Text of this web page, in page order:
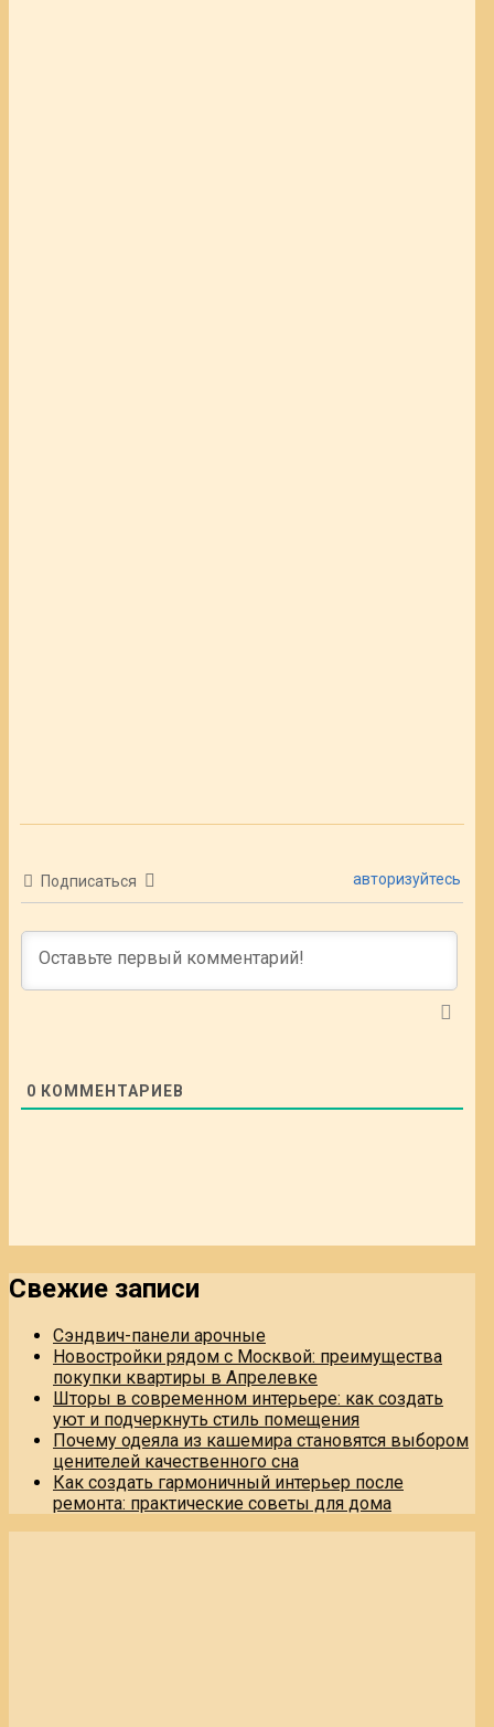
Подписаться авторизуйтесь
0 КОММЕНТАРИЕВ
Свежие записи
Сэндвич-панели арочные
Новостройки рядом с Москвой: преимущества
покупки квартиры в Апрелевке
Шторы в современном интерьере: как создать
уют и подчеркнуть стиль помещения
Почему одеяла из кашемира становятся выбором
ценителей качественного сна
Как создать гармоничный интерьер после
ремонта: практические советы для дома